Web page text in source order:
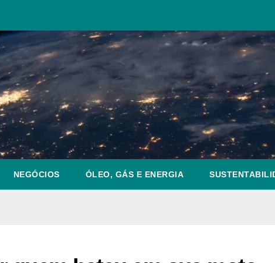
NEGÓCIOS ÓLEO, GÁS E ENERGIA